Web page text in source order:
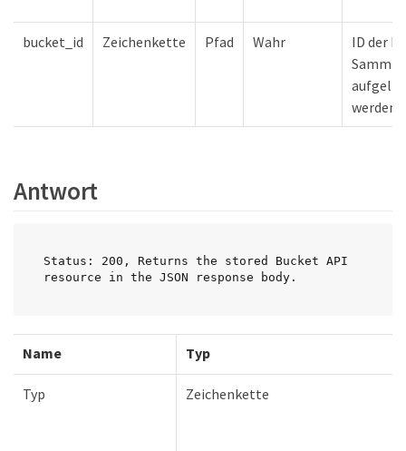
bucket_id Zeichenkette Pfad Wahr
ID der
werden
Antwort
Status: 200, Returns the stored Bucket API
resource in the JSON response body.
Name Typ
Typ Zeichenkette